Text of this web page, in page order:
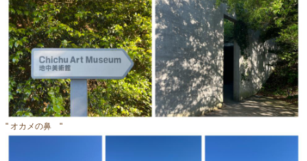
" オカメの鼻 "